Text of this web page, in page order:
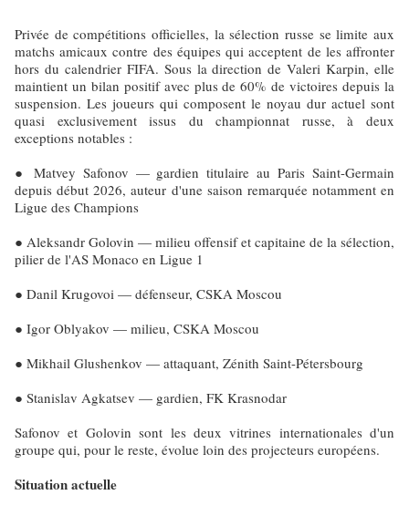
Privée de compétitions officielles, la sélection russe se limite aux
matchs amicaux contre des équipes qui acceptent de les affronter
hors du calendrier FIFA. Sous la direction de Valeri Karpin, elle
maintient un bilan positif avec plus de 60% de victoires depuis la
suspension. Les joueurs qui composent le noyau dur actuel sont
quasi exclusivement issus du championnat russe, à deux
exceptions notables :
● Matvey Safonov — gardien titulaire au Paris Saint-Germain
depuis début 2026, auteur d'une saison remarquée notamment en
Ligue des Champions
● Aleksandr Golovin — milieu offensif et capitaine de la sélection,
pilier de l'AS Monaco en Ligue 1
● Danil Krugovoi — défenseur, CSKA Moscou
● Igor Oblyakov — milieu, CSKA Moscou
● Mikhail Glushenkov — attaquant, Zénith Saint-Pétersbourg
● Stanislav Agkatsev — gardien, FK Krasnodar
Safonov et Golovin sont les deux vitrines internationales d'un
groupe qui, pour le reste, évolue loin des projecteurs européens.
Situation actuelle